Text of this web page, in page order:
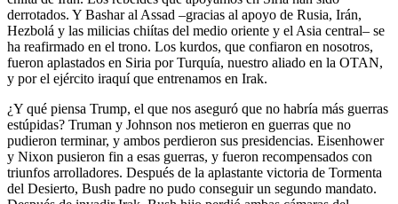
derrotados. Y Bashar al Assad –gracias al apoyo de Rusia, Irán,
Hezbolá y las milicias chiítas del medio oriente y el Asia central– se
ha reafirmado en el trono. Los kurdos, que confiaron en nosotros,
fueron aplastados en Siria por Turquía, nuestro aliado en la OTAN,
y por el ejército iraquí que entrenamos en Irak.
¿Y qué piensa Trump, el que nos aseguró que no habría más guerras
estúpidas? Truman y Johnson nos metieron en guerras que no
pudieron terminar, y ambos perdieron sus presidencias. Eisenhower
y Nixon pusieron fin a esas guerras, y fueron recompensados con
triunfos arrolladores. Después de la aplastante victoria de Tormenta
del Desierto, Bush padre no pudo conseguir un segundo mandato.